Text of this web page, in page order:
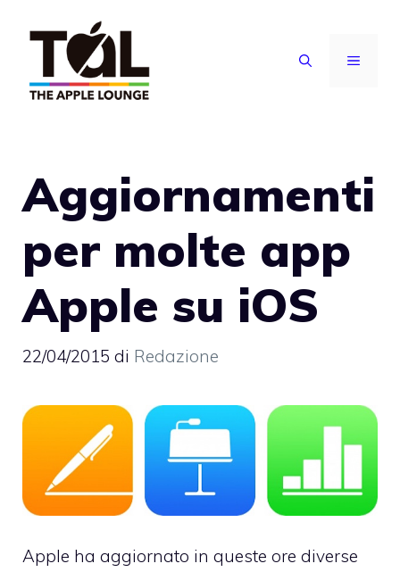
contenuto
MENU
Aggiornamenti
per molte app
Apple su iOS
22/04/2015 di Redazione
Apple ha aggiornato in queste ore diverse